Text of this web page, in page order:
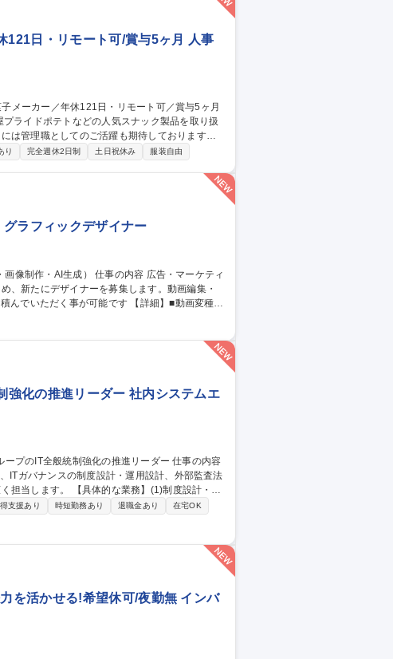
121日・リモート可/賞与5ヶ月 人事
ライドポテトなどの人気スナック製品を取り扱
は管理職としてのご活躍も期待しております。
改善■労務管理における法改正対応、制度の整
月
り 完全週休2日制 土日祝休み 服装自由
ラフィックデザイナー
、新たにデザイナーを募集します。動画編集・
が可能です 【詳細】■動画変種：
挿入・構成調整、納品フォーマットへの書き出
アップ [業務内容の変更の範囲：当社業務全般]
強化の推進リーダー 社内システムエ
ITガバナンスの制度設計・運用設計、外部監査法
務】(1)制度設計・運
ルの企画・整備・グループ展開(2)外部・内部折
調整・折衝(3)拠点への適用促進：各拠点を巡回
ナンス刷新の中核として専門性を発揮できる環
般統制強化の推進リーダー
支援あり 時短勤務あり 退職金あり
在宅OK
を活かせる!希望休可/夜勤無 インバ